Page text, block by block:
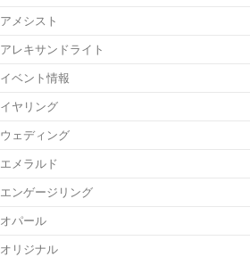
アメシスト
アレキサンドライト
イベント情報
イヤリング
ウェディング
エメラルド
エンゲージリング
オパール
オリジナル